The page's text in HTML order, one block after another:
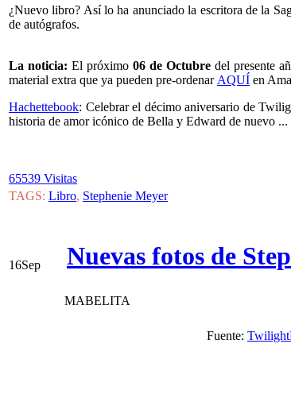
¿Nuevo libro? Así lo ha anunciado la escritora de la
de autógrafos.
La noticia: El próximo06 de Octubre del presente
material extra que ya pueden pre-ordenar AQUÍ en
Hachettebook: Celebrar el décimo aniversario de
historia de amor icónico de Bella y Edward de nuevo ...
65539 Visitas
TAGS: Libro, Stephenie Meyer
16Sep Nuevas fotos de
MABELITA
Fuente: